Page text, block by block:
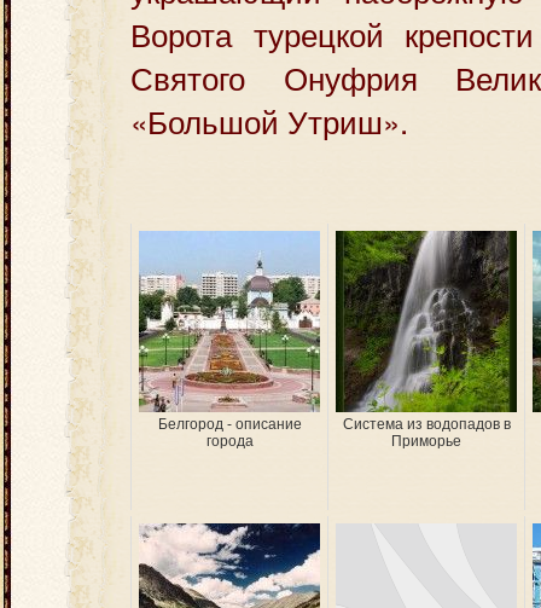
Ворота турецкой
Святого Онуфрия
«Большой Утриш».
Белгород - описание
города
Система из водопадов в
Приморье